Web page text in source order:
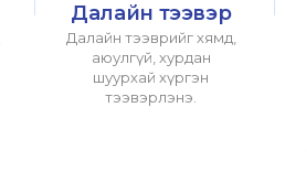
Далайн тээвэр
Далайн тээврийг хямд,
аюулгүй, хурдан
шуурхай хүргэн
тээвэрлэнэ.